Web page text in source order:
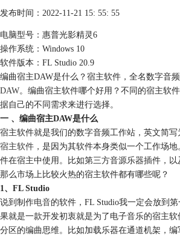
发布时间：2022-11-21 15: 55: 55
电脑型号：惠普光影精灵6
操作系统：Windows 10
软件版本：FL Studio 20.9
编曲宿主DAW是什么？宿主软件，全名数字音
DAW。编曲宿主软件哪个好用？不同的宿主软
据自己的不同需求来进行选择。
一 、编曲宿主DAW是什么
宿主软件就是我们的数字音频工作站，英文简
宿主软件 ，是因为其软件本身类似一个工作场
件在宿主中使用。比如第三方音源乐器插件，以
那么市场上比较火热的宿主软件都有哪些呢？
1、FL Studio
说到制作电音的软件，FL Studio我一定会放到
果就是一款开发初衷就是为了电子音乐的宿主软
分区的编曲思维。比如加载乐器在通道机架，